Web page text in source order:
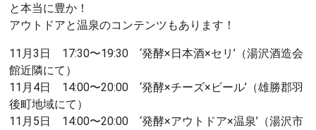
と本当に豊か！
アウトドアと温泉のコンテンツもあります！
11月3日 17:30〜19:30 ‘発酵×日本酒×セリ’（湯沢酒造会
館近隣にて）
11月4日 14:00〜20:00 ‘発酵×チーズ×ビール’（雄勝郡羽
後町地域にて）
11月5日 14:00〜20:00 ‘発酵×アウトドア×温泉’（湯沢市